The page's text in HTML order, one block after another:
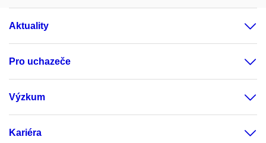
Aktuality
Pro uchazeče
Výzkum
Kariéra